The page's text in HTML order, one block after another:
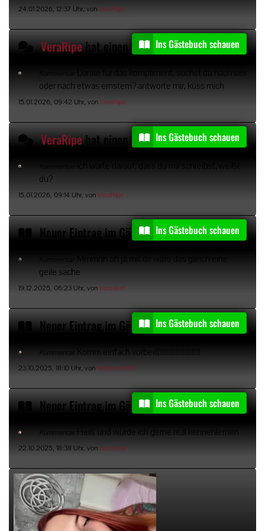
24.01.2026, 12:37 Uhr, vonVeraRipe
VeraRipehat einen Gästebucheintrag kommentiertIns Gästebuch schauen
oder nach etwas ernstem? antworte mir, küss mich
15.01.2026, 09:42 Uhr, vonVeraRipe
VeraRipehat einen Gästebucheintrag kommentiertIns Gästebuch schauen
du?
15.01.2026, 09:14 Uhr, vonVeraRipe
Neuer Eintrag im Gästebuch von Kerusker
Ins Gästebuch schauen
geile sache
19.12.2025, 06:23 Uhr, von Kerusker
Neuer Eintrag im Gästebuch von Madmax1100
Ins Gästebuch schauen
Kommentar: Komm einfach vorbei!!!!!!!!!!!!!!!!!!!!!!!!!!
23.10.2025, 18:10 Uhr, von Madmax1100
Neuer Eintrag im Gästebuch von lucaandy
Ins Gästebuch schauen
Kommentar: Heiß und würde ich gerne real kennenlernen
22.10.2025, 18:38 Uhr, vonlucaandy